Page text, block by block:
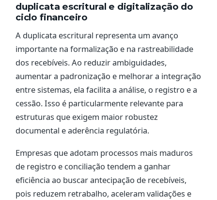
duplicata escritural e digitalização do
ciclo financeiro
A duplicata escritural representa um avanço
importante na formalização e na rastreabilidade
dos recebíveis. Ao reduzir ambiguidades,
aumentar a padronização e melhorar a integração
entre sistemas, ela facilita a análise, o registro e a
cessão. Isso é particularmente relevante para
estruturas que exigem maior robustez
documental e aderência regulatória.
Empresas que adotam processos mais maduros
de registro e conciliação tendem a ganhar
eficiência ao buscar antecipação de recebíveis,
pois reduzem retrabalho, aceleram validações e